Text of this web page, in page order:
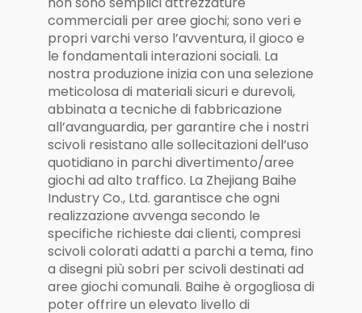
commerciali per aree giochi; sono veri e
propri varchi verso l’avventura, il gioco e
le fondamentali interazioni sociali. La
nostra produzione inizia con una selezione
meticolosa di materiali sicuri e durevoli,
abbinata a tecniche di fabbricazione
all’avanguardia, per garantire che i nostri
scivoli resistano alle sollecitazioni dell’uso
quotidiano in parchi divertimento/aree
giochi ad alto traffico. La Zhejiang Baihe
Industry Co., Ltd. garantisce che ogni
realizzazione avvenga secondo le
specifiche richieste dai clienti, compresi
scivoli colorati adatti a parchi a tema, fino
a disegni più sobri per scivoli destinati ad
aree giochi comunali. Baihe è orgogliosa di
poter offrire un elevato livello di